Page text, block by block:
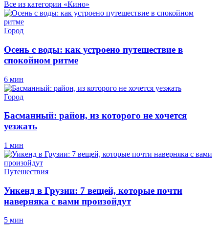
Все из категории «Кино»
Город
Осень с воды: как устроено путешествие в
спокойном ритме
6 мин
Город
Басманный: район, из которого не хочется
уезжать
1 мин
Путешествия
Уикенд в Грузии: 7 вещей, которые почти
наверняка с вами произойдут
5 мин